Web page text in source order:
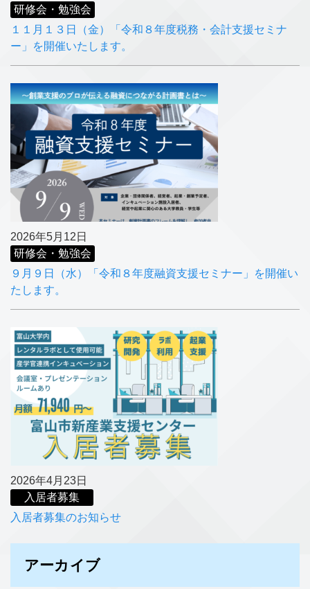
研修会・勉強会
１１月１３日（金）「令和８年度税務・会計支援セミナ
ー」を開催いたします。
2026年5月12日
研修会・勉強会
９月９日（水）「令和８年度融資支援セミナー」を開催い
たします。
2026年4月23日
入居者募集
入居者募集のお知らせ
アーカイブ